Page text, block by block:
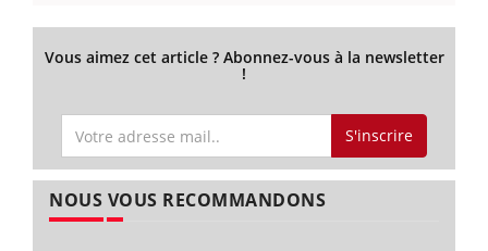
Vous aimez cet article ? Abonnez-vous à la newsletter
!
S'inscrire
NOUS VOUS RECOMMANDONS